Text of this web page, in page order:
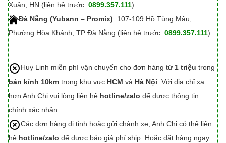
Xuân, HN (liên hệ trước: 0899.357.111)
Đà Nẵng (Yubann – Promix): 107-109 Hồ Tùng Mậu,
Phường Hòa Khánh, TP Đà Nẵng (liên hệ trước: 0899.357.111)
Huy Linh miễn phí vận chuyển cho đơn hàng từ 1 triệu trong
bán kính 10km trong khu vực HCM và Hà Nội. Với địa chỉ xa
hơn Anh Chị vui lòng liên hệ hotline/zalo để được thông tin
chính xác nhận
Các đơn hàng đi tỉnh hoặc gửi chành xe, Anh Chị có thể liên
hệ hotline/zalo để được báo giá phí ship. Hoặc đặt hàng ngay